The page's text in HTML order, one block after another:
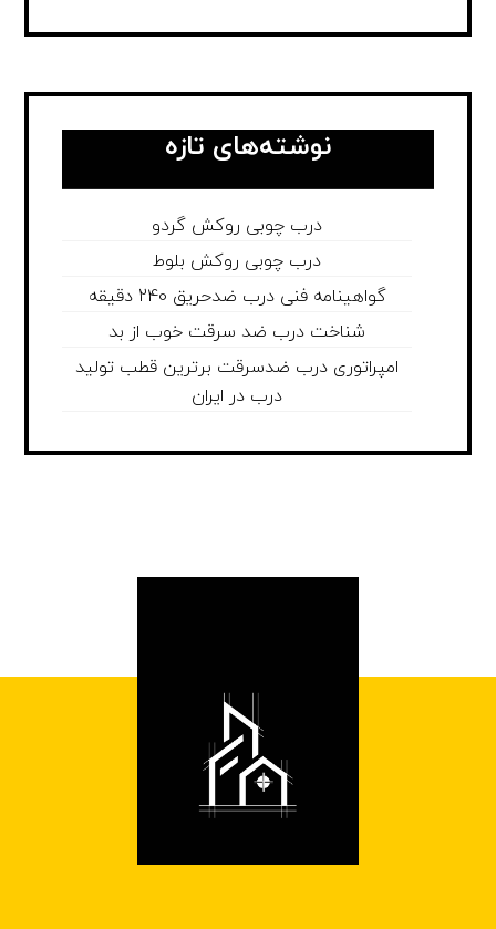
نوشته‌های تازه
درب چوبی روکش گردو
درب چوبی روکش بلوط
گواهینامه فنی درب ضدحریق 240 دقیقه
شناخت درب ضد سرقت خوب از بد
امپراتوری درب ضدسرقت برترین قطب تولید
درب در ایران